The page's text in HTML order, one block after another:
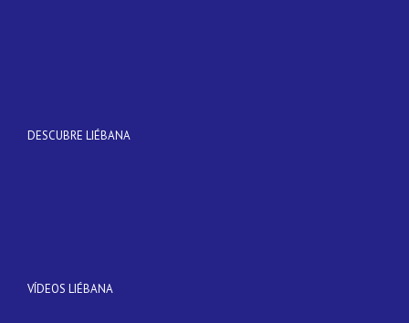
DESCUBRE LIÉBANA
VÍDEOS LIÉBANA